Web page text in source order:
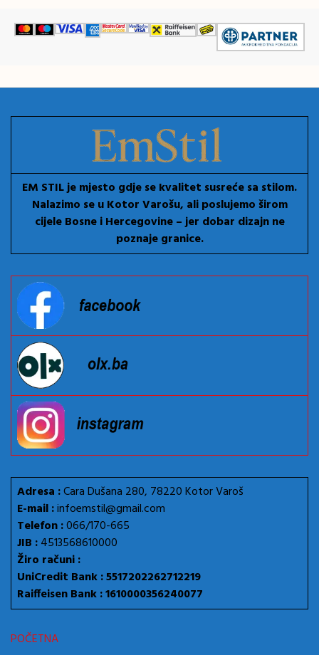
EM STIL je mjesto gdje se kvalitet susreće sa stilom.
Nalazimo se u Kotor Varošu, ali poslujemo širom
cijele Bosne i Hercegovine – jer dobar dizajn ne
poznaje granice.
Adresa :Cara Dušana 280, 78220 Kotor Varoš
E-mail :infoemstil@gmail.com
Telefon :066/170-665
JIB :4513568610000
Žiro računi :
UniCredit Bank : 5517202262712219
Raiffeisen Bank : 1610000356240077
POČETNA